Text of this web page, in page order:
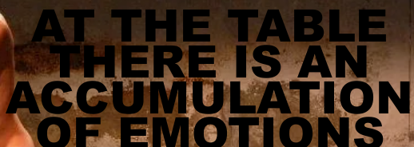
AT THE TABLE
THERE IS AN
ACCUMULATION
OF EMOTIONS